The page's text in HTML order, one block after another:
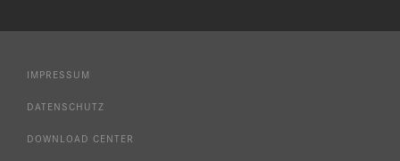
IMPRESSUM
DATENSCHUTZ
DOWNLOAD CENTER